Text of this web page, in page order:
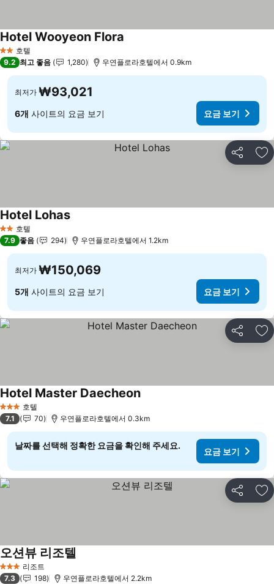
2 성급호텔
Hotel Wooyeon Flora
9.2 최고 좋음 1,280 우연플로라호텔에서 0.9km
최저가 ₩93,021
6개 사이트의 요금 보기 요금 보기
공유 즐
2 성급호텔
Hotel Lohas요금 보기
7.9 좋음 294 우연플로라호텔에서 1.2km
최저가 ₩150,069
5개 사이트의 요금 보기 요금 보기
공유 즐
3 성급 호텔
Hotel Master Daecheon요금 보기
7.1 70 우연플로라호텔에서 0.3km
날짜를 선택해 정확한 요금을 확인해 주세요.
요금 보기
공유 즐
3 성급 리조트
오션뷰 리조텔
7.3 198 우연플로라호텔에서 2.2km